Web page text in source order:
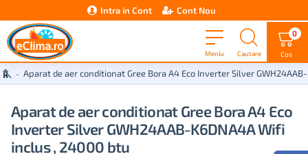
Intra in Cont Cont Nou
0
Aparat de aer conditionat Gree Bora A4 Eco Inverter Silver
Aparat de aer conditionat Gree Bora A4 Eco
Inverter Silver GWH24AAB-K6DNA4A Wifi
inclus , 24000 btu